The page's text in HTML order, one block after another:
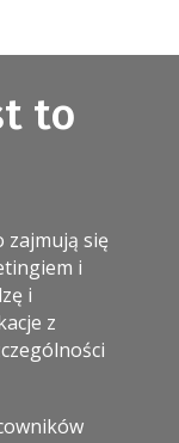
to
zajmują się
i
i
z